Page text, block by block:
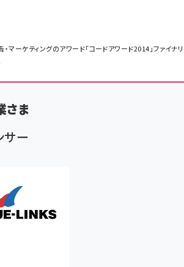
マーケティングのアワード「コードアワード2014」ファイナリ
さま
サー